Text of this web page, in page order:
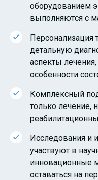
оборудованием
выполняются с
Персонализация
детальную
аспекты
особенности
Комплексный
только лечение,
Исследования и
участвуют в
инновационные
оставаться на